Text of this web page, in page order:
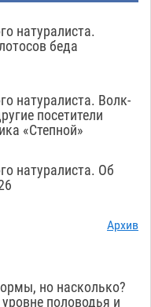
натуралиста.
беда
натуралиста. Волк-
посетители
«Степной»
натуралиста. Об
Архив
но насколько?
половодья и